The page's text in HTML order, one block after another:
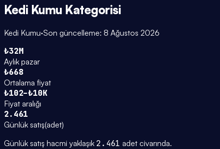
Kedi Kumu Kategorisi
Kedi Kumu·Son güncelleme: 8 Ağustos 2026
₺32M
Aylık pazar
₺668
Ortalama fiyat
₺102–₺10K
Fiyat aralığı
2.461
Günlük satış(adet)
Günlük satış hacmi yaklaşık 2.461 adet civarında.